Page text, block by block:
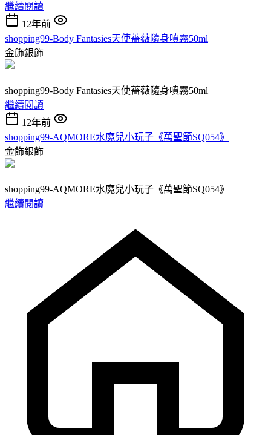
繼續閱讀
12年前
shopping99-Body Fantasies天使薔薇隨身噴霧50ml
金飾銀飾
shopping99-Body Fantasies天使薔薇隨身噴霧50ml
繼續閱讀
12年前
shopping99-AQMORE水魔兒小玩子《萬聖節SQ054》
金飾銀飾
shopping99-AQMORE水魔兒小玩子《萬聖節SQ054》
繼續閱讀